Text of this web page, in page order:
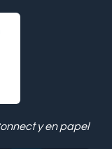
y en papel